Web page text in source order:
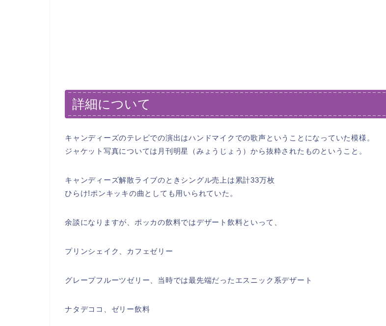
詳細について
キャンディーズのテレビでの演出はハンドマイクでの歌声ということになっていた模様。
ジャケット写真については月刊明星（みょうじょう）から抜粋されたものということ。
キャンディーズ解散ライブのときシングル売上は累計33万枚
ひらけ!ポンキッキの曲としても用いられていた。
余談になりますが、ポッカの飲料ではデザート飲料といって、
プリンシェイク、カフェゼリー
グレープフルーツゼリー、当時では最先端だったエスニック系デザート
ナタデココ、ゼリー飲料